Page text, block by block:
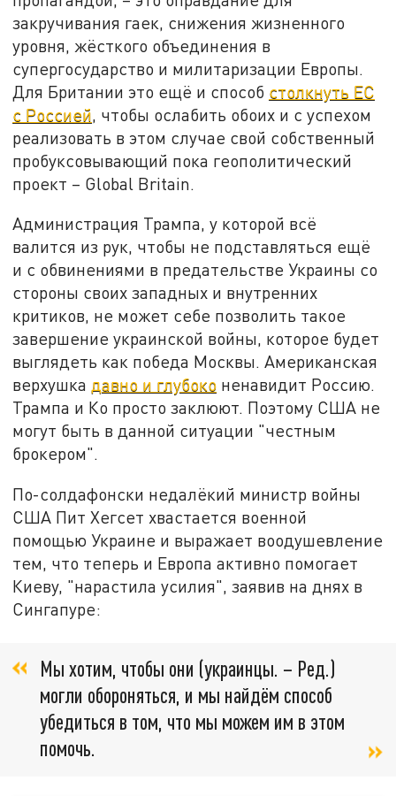
закручивания гаек, снижения жизненного
уровня, жёсткого объединения в
супергосударство и милитаризации Европы.
Для Британии это ещё и способ столкнуть ЕС
с Россией, чтобы ослабить обоих и с успехом
реализовать в этом случае свой собственный
пробуксовывающий пока геополитический
проект – Global Britain.
Администрация Трампа, у которой всё
валится из рук, чтобы не подставляться ещё
и с обвинениями в предательстве Украины со
стороны своих западных и внутренних
критиков, не может себе позволить такое
завершение украинской войны, которое будет
выглядеть как победа Москвы. Американская
верхушка давно и глубоко ненавидит Россию.
Трампа и Ко просто заклюют. Поэтому США не
могут быть в данной ситуации "честным
брокером".
По-солдафонски недалёкий министр войны
США Пит Хегсет хвастается военной
помощью Украине и выражает воодушевление
тем, что теперь и Европа активно помогает
Киеву, "нарастила усилия", заявив на днях в
Сингапуре:
Мы хотим, чтобы они (украинцы. – Ред.)
могли обороняться, и мы найдём способ
убедиться в том, что мы можем им в этом
помочь.